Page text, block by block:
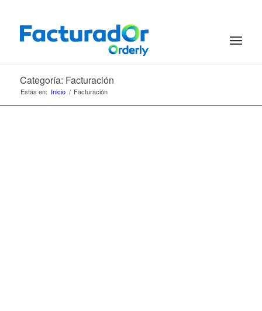
Categoría: Facturación
Estás en: Inicio / Facturación